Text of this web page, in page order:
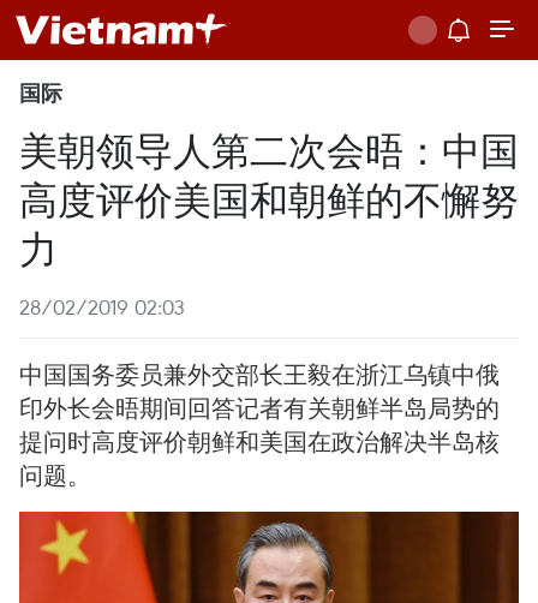
国际
美朝领导人第二次会晤：中国
高度评价美国和朝鲜的不懈努
力
28/02/2019 02:03
中国国务委员兼外交部长王毅在浙江乌镇中俄
印外长会晤期间回答记者有关朝鲜半岛局势的
提问时高度评价朝鲜和美国在政治解决半岛核
问题。